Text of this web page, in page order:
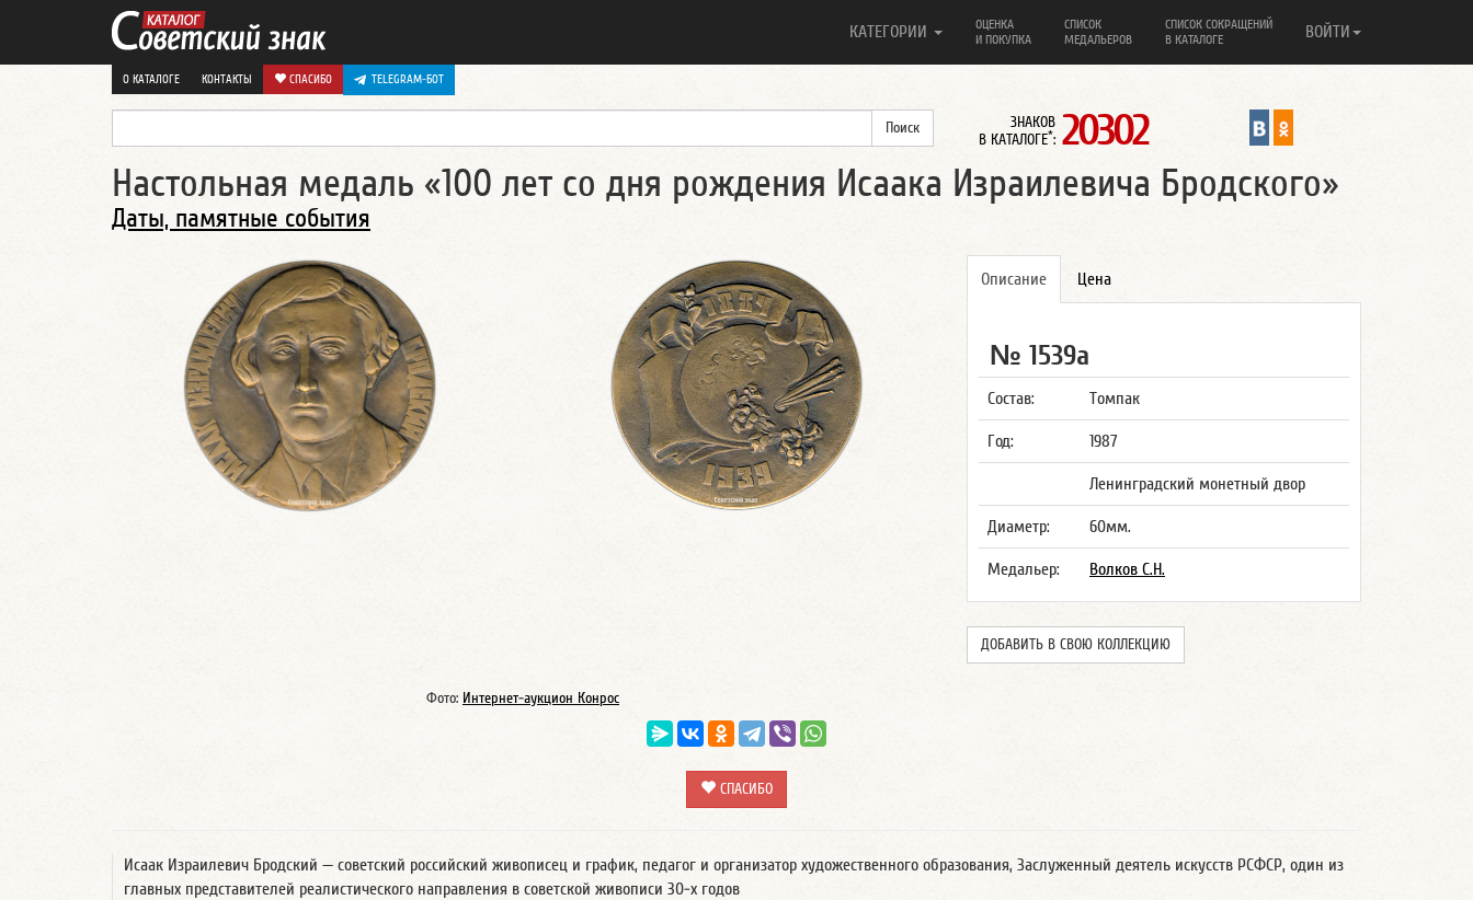
КАТЕГОРИИ
ОЦЕНКА
И ПОКУПКА
СПИСОК
МЕДАЛЬЕРОВ
СПИСОК СОКРАЩЕНИЙ
В КАТАЛОГЕ
ВОЙТИ
О КАТАЛОГЕ КОНТАКТЫ СПАСИБО TELEGRAM-БОТ
ЗНАКОВ
В КАТАЛОГЕ*: 20302
Настольная медаль «100 лет со дня рождения Исаака Израилевича Бродского»
Даты, памятные события
Описание Цена
№ 1539а
Состав: Томпак
Год: 1987
Ленинградский монетный двор
Диаметр: 60мм.
Медальер: Волков С.Н.
ДОБАВИТЬ В СВОЮ КОЛЛЕКЦИЮ
Фото: Интернет-аукцион Конрос
СПАСИБО
Исаак Израилевич Бродский — советский российский живописец и график, педагог и организатор художественного образования, Заслуженный деятель искусств РСФСР, один из
главных представителей реалистического направления в советской живописи 30-х годов